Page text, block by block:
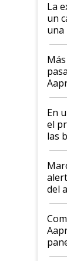
La
un
una
En
el
las
del
las